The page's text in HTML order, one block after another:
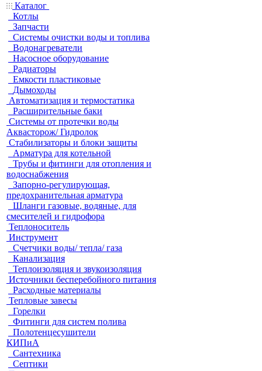
Каталог
Котлы
Запчасти
Системы очистки воды и топлива
Водонагреватели
Насосное оборудование
Радиаторы
Емкости пластиковые
Дымоходы
Автоматизация и термостатика
Расширительные баки
Системы от протечки воды
Аквасторож/ Гидролок
Стабилизаторы и блоки защиты
Арматура для котельной
Трубы и фитинги для отопления и
водоснабжения
Запорно-регулирующая,
предохранительная арматура
Шланги газовые, водяные, для
смесителей и гидрофора
Теплоноситель
Инструмент
Счетчики воды/ тепла/ газа
Канализация
Теплоизоляция и звукоизоляция
Источники бесперебойного питания
Расходные материалы
Тепловые завесы
Горелки
Фитинги для систем полива
Полотенцесушители
КИПиА
Сантехника
Септики